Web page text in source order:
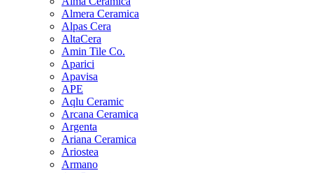
Almera Ceramica
Alpas Cera
AltaCera
Amin Tile Co.
Aparici
Apavisa
APE
Aqlu Ceramic
Arcana Ceramica
Argenta
Ariana Ceramica
Ariostea
Armano